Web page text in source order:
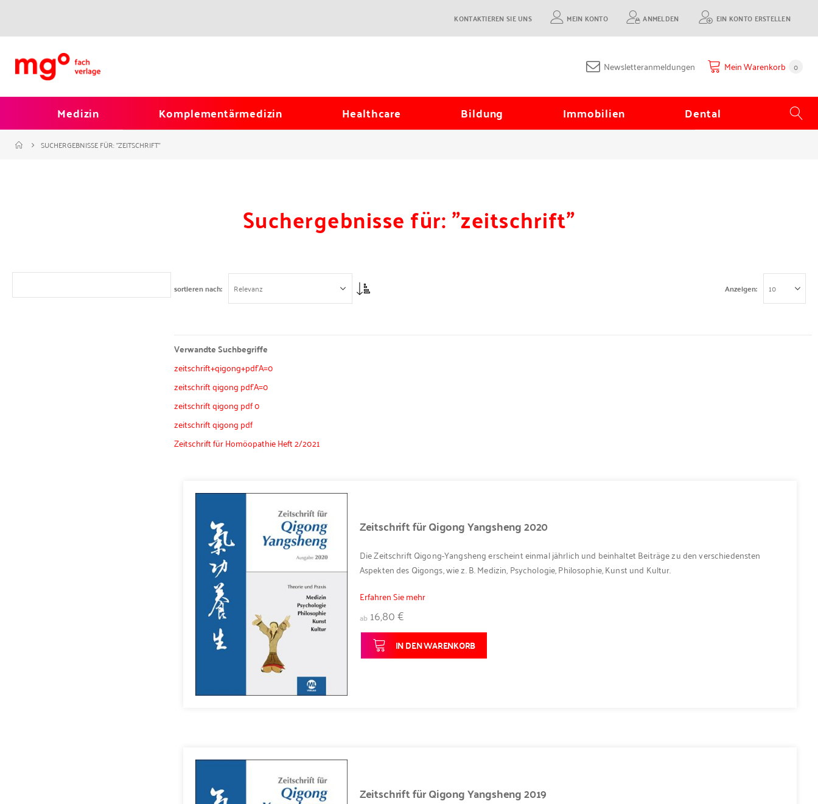
KONTAKTIEREN SIE UNS MEIN KONTO ANMELDEN EIN KONTO ERSTELLEN
Newsletteranmeldungen Mein Warenkorb 0
Medizin Komplementärmedizin Healthcare Bildung Immobilien Dental
SUCHERGEBNISSE FÜR: "ZEITSCHRIFT"
Suchergebnisse für: "zeitschrift"
sortieren nach Asc Anzeigen
Verwandte Suchbegriffe
zeitschrift+qigong+pdf'A=0
zeitschrift qigong pdf'A=0
zeitschrift qigong pdf 0
zeitschrift qigong pdf
Zeitschrift für Homöopathie Heft 2/2021
Zeitschrift für Qigong Yangsheng 2020
Die Zeitschrift Qigong-Yangsheng erscheint einmal jährlich und beinhaltet Beiträge zu den verschiedensten
Aspekten des Qigongs, wie z. B. Medizin, Psychologie, Philosophie, Kunst und Kultur.
Erfahren Sie mehr
ab 16,80 €
IN DEN WARENKORB
Zeitschrift für Qigong Yangsheng 2019